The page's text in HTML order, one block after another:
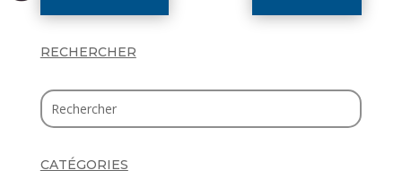
RECHERCHER
CATÉGORIES